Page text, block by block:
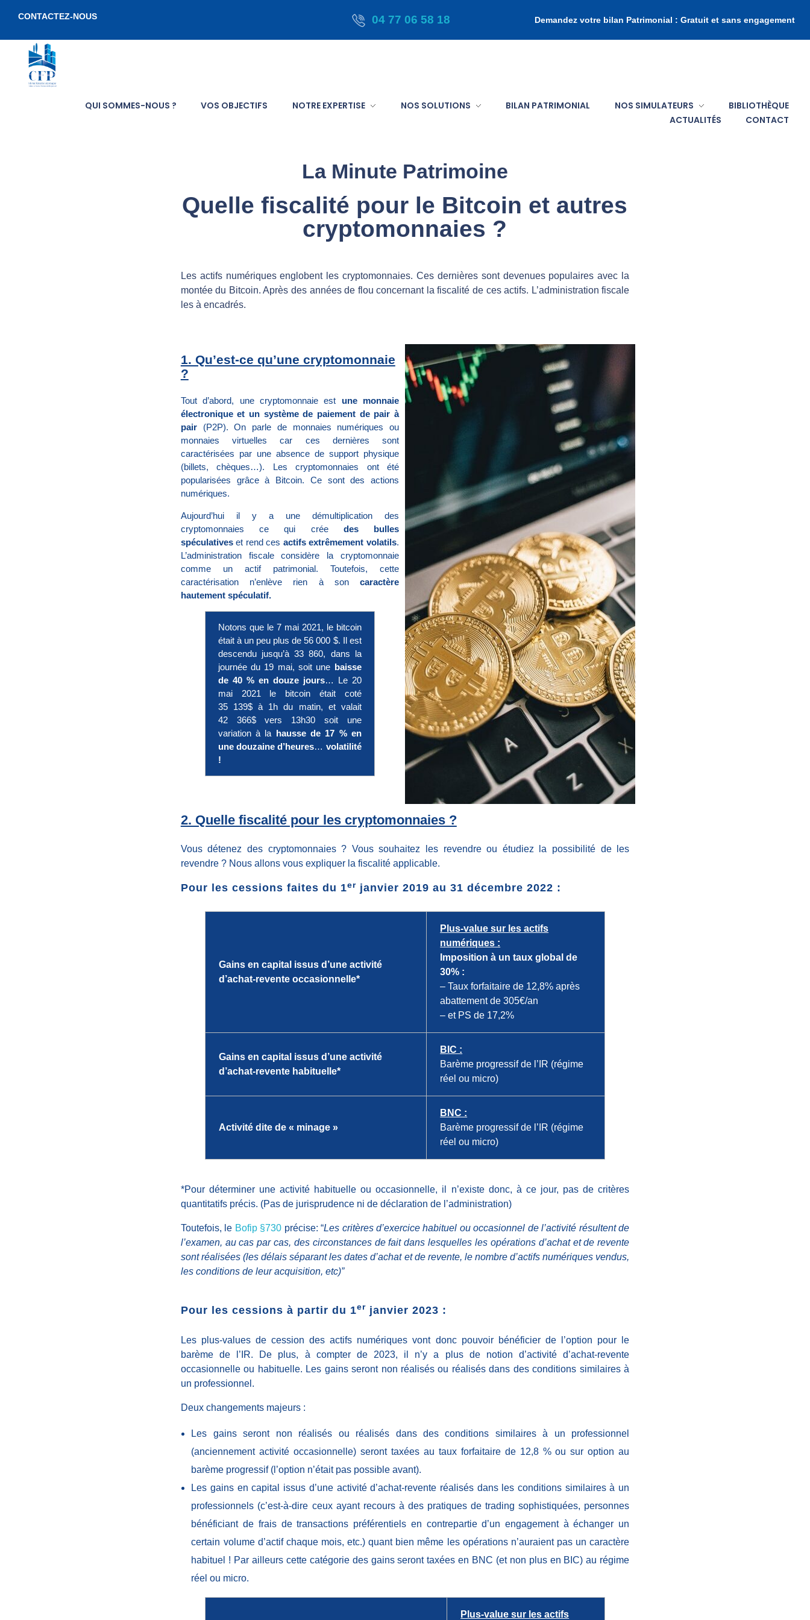
CONTACTEZ-NOUS 04 77 06 58 18 Demandez votre bilan Patrimonial : Gratuit et sans engagement
QUI SOMMES-NOUS ? VOS OBJECTIFS NOTRE EXPERTISE NOS SOLUTIONS BILAN PATRIMONIAL NOS SIMULATEURS
BIBLIOTHÈQUE
ACTUALITÉS
CONTACT
u
f
s
c
a
t
e
B
u
t
r
s
c
r
y
t
m
La Minute Patrimoine
Quelle fiscalité pour le Bitcoin et autres
cryptomonnaies ?
Les actifs numériques englobent les cryptomonnaies. Ces dernières sont devenues populaires avec la
montée du Bitcoin. Après des années de flou concernant la fiscalité de ces actifs. L’administration fiscale
les à encadrés.
1. Qu’est-ce qu’une cryptomonnaie
?
Tout d’abord, une cryptomonnaie est une monnaie
électronique et un système de paiement de pair à
pair(P2P). On parle de monnaies numériques ou
monnaies virtuelles car ces dernières sont
caractérisées par une absence de support physique
(billets, chèques…). Les cryptomonnaies ont été
popularisées grâce à Bitcoin. Ce sont des actions
numériques.
Aujourd’hui il y a une démultiplication des
cryptomonnaies ce qui crée des bulles
spéculativeset rend ces actifs extrêmement volatils.
L’administration fiscale considère la cryptomonnaie
comme un actif patrimonial. Toutefois, cette
caractérisation n’enlève rien à soncaractère
hautement spéculatif.
Notons que le 7 mai 2021, le bitcoin
était à un peu plus de 56 000 $. Il est
descendu jusqu’à 33 860, dans la
journée du 19 mai, soit une baisse
de 40 % en douze jours… Le 20
mai 2021 le bitcoin était coté
35 139$ à 1h du matin, et valait
42 366$ vers 13h30 soit une
variation à la hausse de 17 % en
une douzaine d’heures… volatilité
!
2. Quelle fiscalité pour les cryptomonnaies ?
Vous détenez des cryptomonnaies ? Vous souhaitez les revendre ou étudiez la possibilité de les
revendre ? Nous allons vous expliquer la fiscalité applicable.
Pour les cessions faites du 1erjanvier 2019 au 31 décembre 2022 :
Gains en capital issus d’une activité
d’achat-revente occasionnelle*
Plus-value sur les actifs
numériques :
Imposition à un taux global de
30% :
– Taux forfaitaire de 12,8% après
abattement de 305€/an
– et PS de 17,2%
Gains en capital issus d’une activité
d’achat-revente habituelle*
BIC :
Barème progressif de l’IR (régime
réel ou micro)
Activité dite de « minage »
BNC :
Barème progressif de l’IR (régime
réel ou micro)
*Pour déterminer une activité habituelle ou occasionnelle, il n’existe donc, à ce jour, pas de critères
quantitatifs précis. (Pas de jurisprudence ni de déclaration de l’administration)
Toutefois, le Bofip §730 précise: “Les critères d’exercice habituel ou occasionnel de l’activité résultent de
l’examen, au cas par cas, des circonstances de fait dans lesquelles les opérations d’achat et de revente
sont réalisées (les délais séparant les dates d’achat et de revente, le nombre d’actifs numériques vendus,
les conditions de leur acquisition, etc)”
Pour les cessions à partir du 1erjanvier 2023 :
Les plus-values de cession des actifs numériques vont donc pouvoir bénéficier de l’option pour le
barème de l’IR. De plus, à compter de 2023, il n’y a plus de notion d’activité d’achat-revente
occasionnelle ou habituelle. Les gains seront non réalisés ou réalisés dans des conditions similaires à
un professionnel.
Deux changements majeurs :
Les gains seront non réalisés ou réalisés dans des conditions similaires à un professionnel
(anciennement activité occasionnelle) seront taxées au taux forfaitaire de 12,8 % ou sur option au
barème progressif (l’option n’était pas possible avant).
Les gains en capital issus d’une activité d’achat-revente réalisés dans les conditions similaires à un
professionnels (c’est-à-dire ceux ayant recours à des pratiques de trading sophistiquées, personnes
bénéficiant de frais de transactions préférentiels en contrepartie d’un engagement à échanger un
certain volume d’actif chaque mois, etc.) quant bien même les opérations n’auraient pas un caractère
habituel ! Par ailleurs cette catégorie des gains seront taxées en BNC (et non plus en BIC) au régime
réel ou micro.
Plus-value sur les actifs